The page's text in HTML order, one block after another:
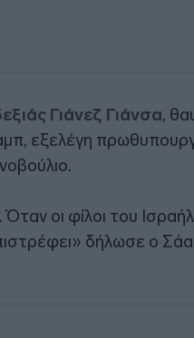
Γιάνεζ Γιάνσα,
εξελέγη
οι φίλοι του
δήλωσε ο